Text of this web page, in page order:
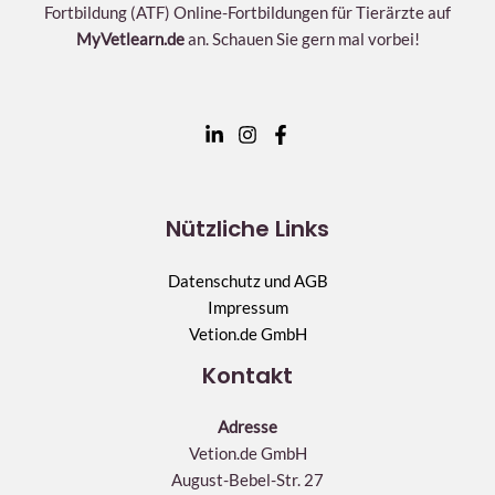
Fortbildung (ATF) Online-Fortbildungen für Tierärzte auf
MyVetlearn.dean. Schauen Sie gern mal vorbei!
Nützliche Links
Datenschutz und AGB
Impressum
Vetion.de GmbH
Kontakt
Adresse
Vetion.de GmbH
August-Bebel-Str. 27